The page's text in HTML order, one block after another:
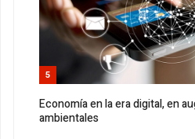
5
Economía en la era digital, en
ambientales